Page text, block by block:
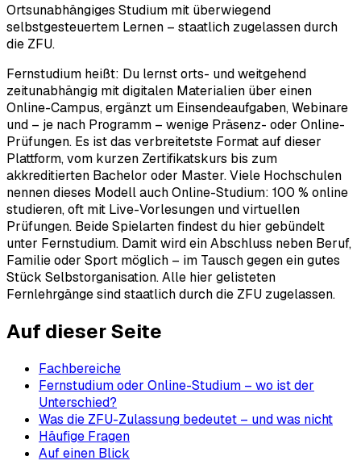
Ortsunabhängiges Studium mit überwiegend
selbstgesteuertem Lernen – staatlich zugelassen durch
die ZFU.
Fernstudium heißt: Du lernst orts- und weitgehend
zeitunabhängig mit digitalen Materialien über einen
Online-Campus, ergänzt um Einsendeaufgaben, Webinare
und – je nach Programm – wenige Präsenz- oder Online-
Prüfungen. Es ist das verbreitetste Format auf dieser
Plattform, vom kurzen Zertifikatskurs bis zum
akkreditierten Bachelor oder Master. Viele Hochschulen
nennen dieses Modell auch Online-Studium: 100 % online
studieren, oft mit Live-Vorlesungen und virtuellen
Prüfungen. Beide Spielarten findest du hier gebündelt
unter Fernstudium. Damit wird ein Abschluss neben Beruf,
Familie oder Sport möglich – im Tausch gegen ein gutes
Stück Selbstorganisation. Alle hier gelisteten
Fernlehrgänge sind staatlich durch die ZFU zugelassen.
Auf dieser Seite
Fachbereiche
Fernstudium oder Online-Studium – wo ist der
Unterschied?
Was die ZFU-Zulassung bedeutet – und was nicht
Häufige Fragen
Auf einen Blick